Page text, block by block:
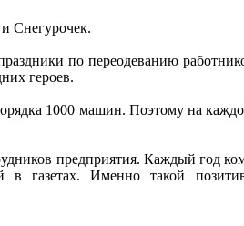
Снегурочек.
по переодеванию
героев.
1000 машин. Поэтому на
предприятия. Каждый год
в газетах. Именно такой